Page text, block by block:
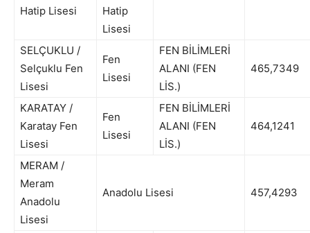
Hatip Lisesi
Hatip
Lisesi
SELÇUKLU /
Selçuklu Fen
Lisesi
Fen
Lisesi
FEN BİLİMLERİ
ALANI (FEN
LİS.)
465,7349
KARATAY /
Karatay Fen
Lisesi
Fen
Lisesi
FEN BİLİMLERİ
ALANI (FEN
LİS.)
464,1241
MERAM /
Meram
Anadolu
Lisesi
Anadolu Lisesi 457,4293